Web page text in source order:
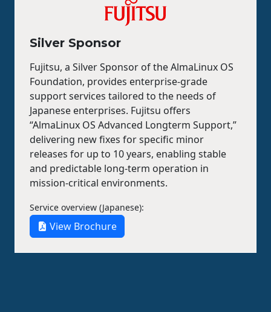
Silver Sponsor
Fujitsu, a Silver Sponsor of the AlmaLinux OS
Foundation, provides enterprise-grade
support services tailored to the needs of
Japanese enterprises. Fujitsu offers
“AlmaLinux OS Advanced Longterm Support,”
delivering new fixes for specific minor
releases for up to 10 years, enabling stable
and predictable long-term operation in
mission-critical environments.
Service overview (Japanese):
View Brochure